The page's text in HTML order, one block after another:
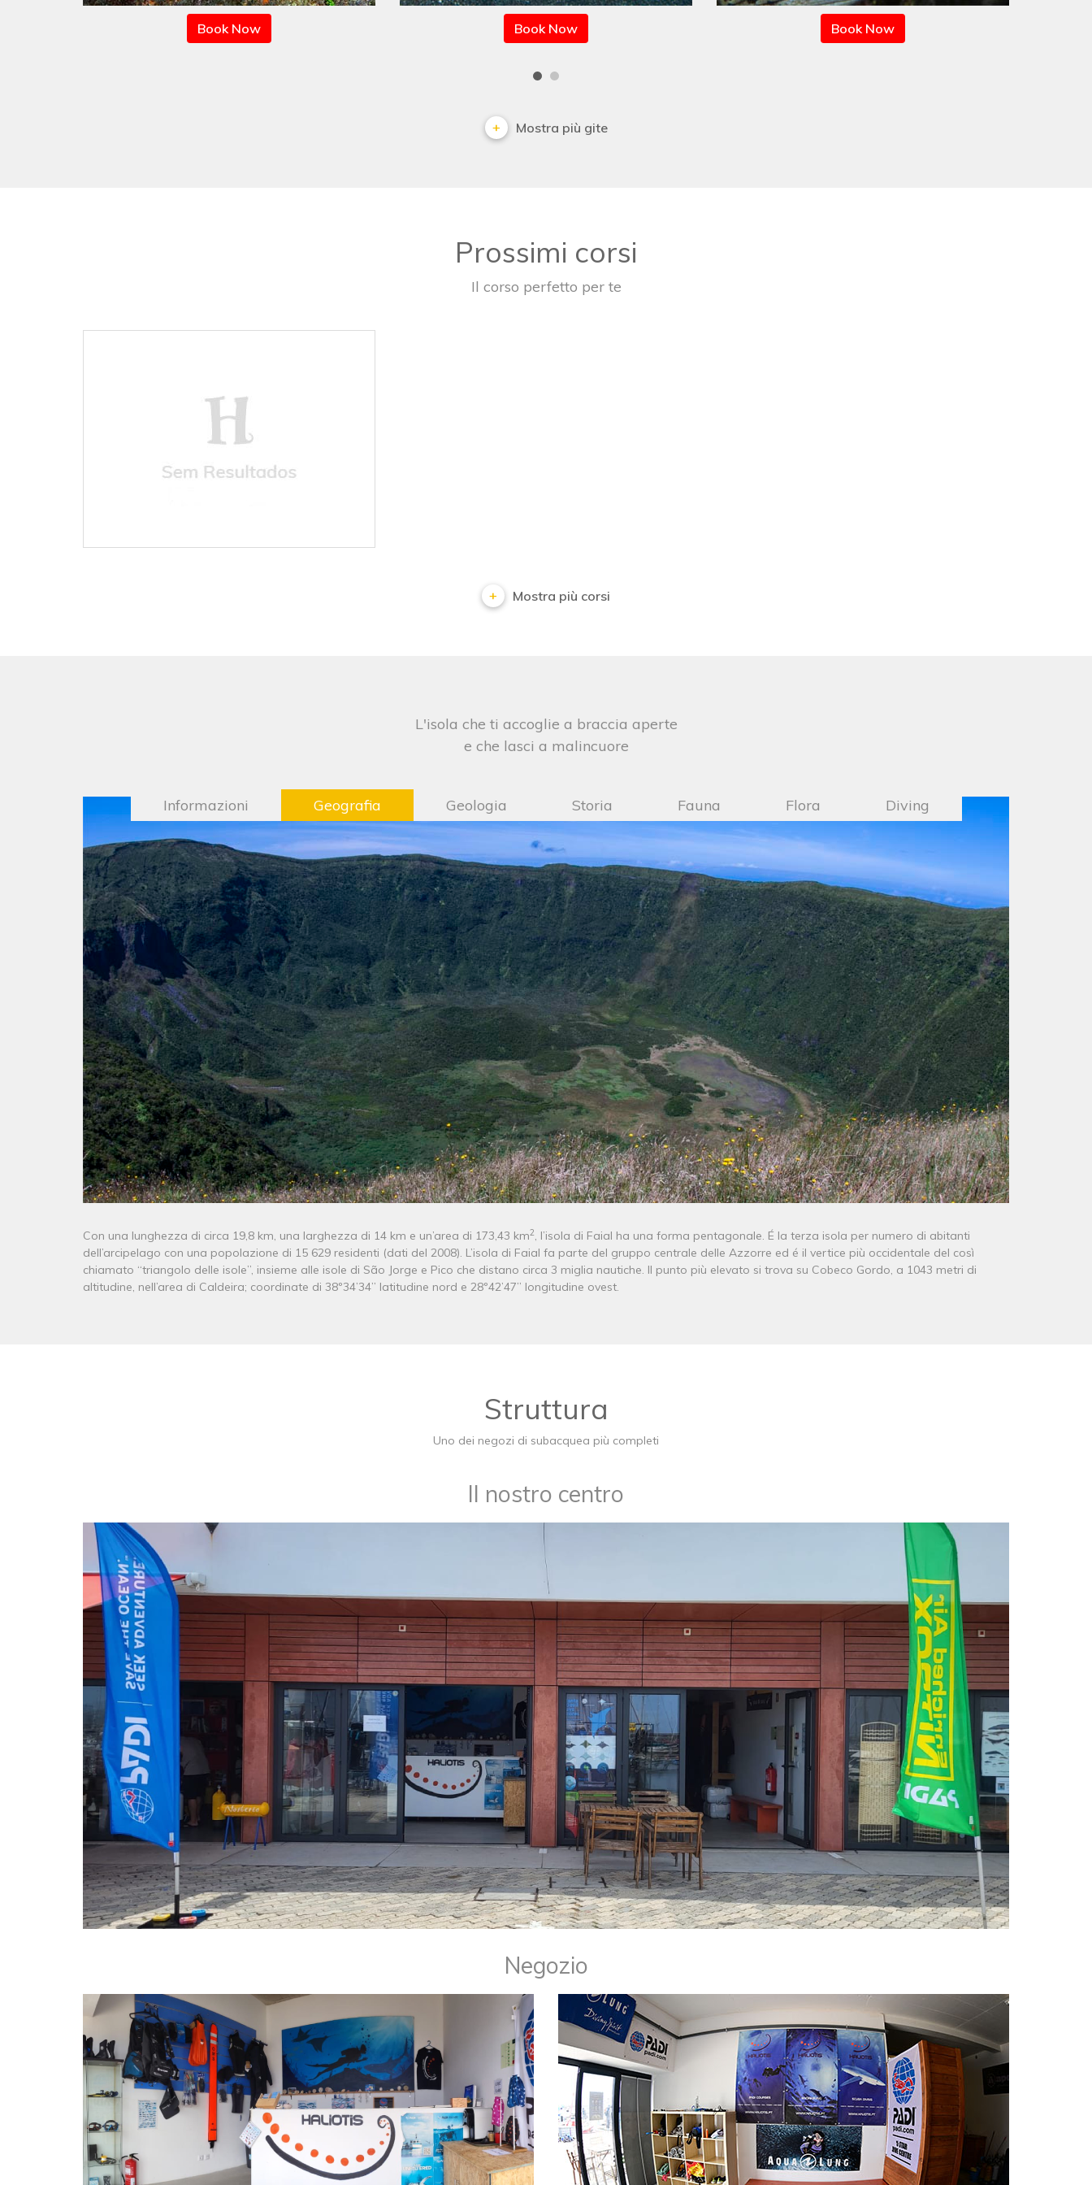
Book Now Book Now
Mostra più gite
Prossimi corsi
Il corso perfetto per te
Senza Risultati
Mostra più corsi
L'isola che ti accoglie a braccia aperte
e che lasci a malincuore
Informazioni Geografia Geologia Storia Fauna Flora Diving
Con una lunghezza di circa 19,8 km, una larghezza di 14 km e un’area di 173,43 km2, l’isola di Faial ha una forma pentagonale. É la terza isola per numero di abitanti
dell’arcipelago con una popolazione di 15 629 residenti (dati del 2008). L’isola di Faial fa parte del gruppo centrale delle Azzorre ed é il vertice più occidentale del così
chiamato “triangolo delle isole”, insieme alle isole di São Jorge e Pico che distano circa 3 miglia nautiche. Il punto più elevato si trova su Cobeco Gordo, a 1043 metri di
altitudine, nell’area di Caldeira; coordinate di 38º34’34’’ latitudine nord e 28º42’47’’ longitudine ovest.
Struttura
Uno dei negozi di subacquea più completi
​Il nostro centro
Negozio